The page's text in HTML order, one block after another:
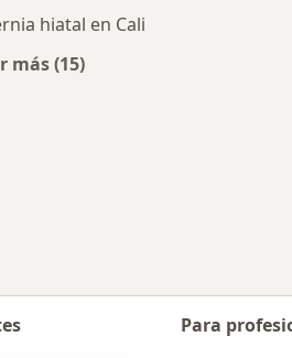
hiatal en Cali
más (15)
Más en esta categoría:
Para